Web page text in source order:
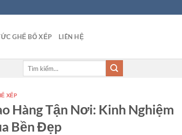
GHẾ BỐ XẾP LIÊN HỆ
Tìm
XẾP
Hàng Tận Nơi: Kinh Nghiệm
Bền Đẹp